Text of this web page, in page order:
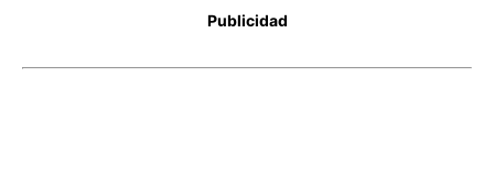
Publicidad